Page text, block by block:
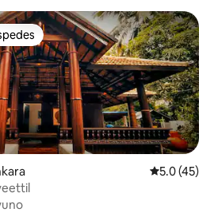
entre huéspedes
Calificación
5.0 (45)